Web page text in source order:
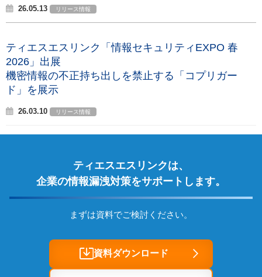
26.05.13 リリース情報
ティエスエスリンク「情報セキュリティEXPO 春
2026」出展
機密情報の不正持ち出しを禁止する「コプリガー
ド」を展示
26.03.10 リリース情報
ティエスエスリンクは、
企業の情報漏洩対策をサポートします。
まずは資料でご検討ください。
資料ダウンロード